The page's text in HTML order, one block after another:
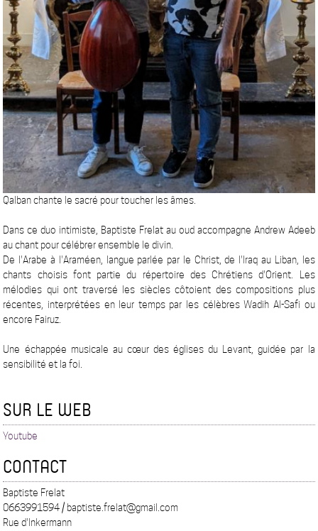
Qalban chante le sacré pour toucher les âmes.
Dans ce duo intimiste, Baptiste Frelat au oud accompagne Andrew Adeeb
au chant pour célébrer ensemble le divin.
De l'Arabe à l'Araméen, langue parlée par le Christ, de l'Iraq au Liban, les
chants choisis font partie du répertoire des Chrétiens d'Orient. Les
mélodies qui ont traversé les siècles côtoient des compositions plus
récentes, interprétées en leur temps par les célèbres Wadih Al-Safi ou
encore Fairuz.
Une échappée musicale au cœur des églises du Levant, guidée par la
sensibilité et la foi.
SUR LE WEB
Youtube
CONTACT
Baptiste Frelat
0663991594 / baptiste.frelat@gmail.com
Rue d'Inkermann